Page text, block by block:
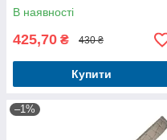
В наявності
425,70 ₴ 430 ₴
Купити
–1%